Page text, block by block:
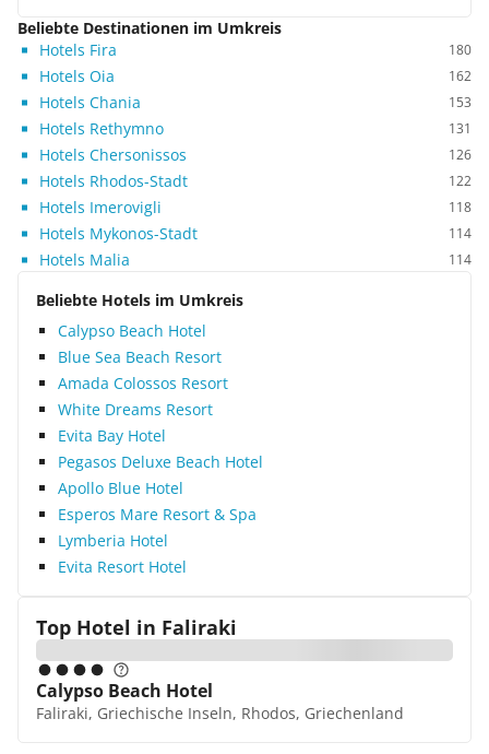
Beliebte Destinationen im Umkreis
Hotels Fira
180
Hotels Oia 162
Hotels Chania 153
Hotels Rethymno 131
Hotels Chersonissos 126
Hotels Rhodos-Stadt 122
Hotels Imerovigli 118
Hotels Mykonos-Stadt 114
Hotels Malia 114
Beliebte Hotels im Umkreis
Calypso Beach Hotel
Blue Sea Beach Resort
Amada Colossos Resort
White Dreams Resort
Evita Bay Hotel
Pegasos Deluxe Beach Hotel
Apollo Blue Hotel
Esperos Mare Resort & Spa
Lymberia Hotel
Evita Resort Hotel
Top Hotel in Faliraki
Calypso Beach Hotel
Faliraki, Griechische Inseln, Rhodos, Griechenland